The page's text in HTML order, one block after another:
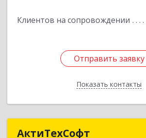
Клиентов на сопровождении
Отправить заявку
Показать контакты
Отправить заявку
Назад
АктиТехСофт